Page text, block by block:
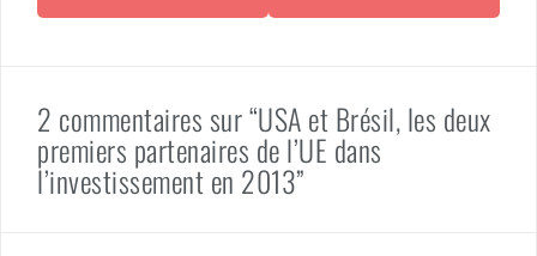
2 commentaires sur “USA et Brésil, les deux
premiers partenaires de l’UE dans
l’investissement en 2013”